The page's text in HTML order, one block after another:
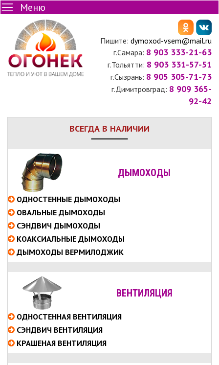
Меню
Пишите: dymoxod-vsem@mail.ru
г.Самара: 8 903 333-21-63
г.Тольятти: 8 903 331-57-51
г.Сызрань: 8 905 305-71-73
г.Димитровград: 8 909 365-
92-42
ВСЕГДА В НАЛИЧИИ
ДЫМОХОДЫ
ОДНОСТЕННЫЕ ДЫМОХОДЫ
ОВАЛЬНЫЕ ДЫМОХОДЫ
СЭНДВИЧ ДЫМОХОДЫ
КОАКСИАЛЬНЫЕ ДЫМОХОДЫ
ДЫМОХОДЫ ВЕРМИЛОДЖИК
ВЕНТИЛЯЦИЯ
ОДНОСТЕННАЯ ВЕНТИЛЯЦИЯ
СЭНДВИЧ ВЕНТИЛЯЦИЯ
КРАШЕНАЯ ВЕНТИЛЯЦИЯ